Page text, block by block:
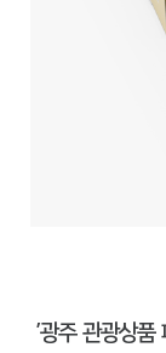
’광주 관광상